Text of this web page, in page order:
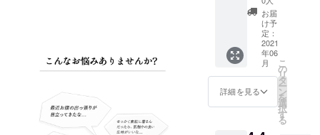
販売を手が
けてきまし
当社のモッ
トーは「世
の中のタメ
ZIORIC
H Tシャ
ツ
白 1枚
一般販
売予定
価格
￥4,990
（税・
送料
お届
け予
定：
2021
年06
月
詳細を見る
こ
の
リ
タ
ー
ン
を
選
択
す
る